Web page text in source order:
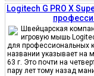
Logitech G PRO X
Швейцарская
игровую мышь
для профессиональных
названии указывает на
63 г. Это почти на
пару лет тому назад